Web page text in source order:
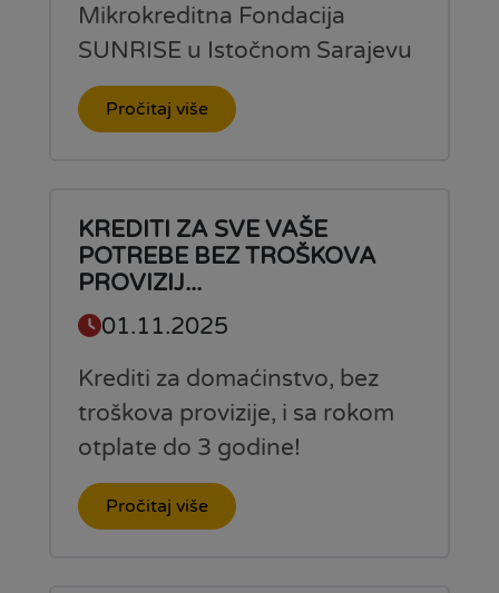
Mikrokreditna Fondacija
SUNRISE u Istočnom Sarajevu
Pročitaj više
KREDITI ZA SVE VAŠE
POTREBE BEZ TROŠKOVA
PROVIZIJ...
01.11.2025
Krediti za domaćinstvo, bez
troškova provizije, i sa rokom
otplate do 3 godine!
Pročitaj više